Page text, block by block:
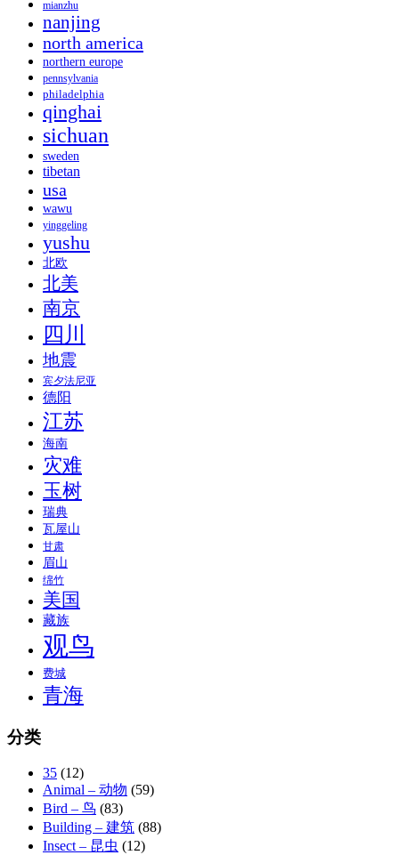
mianzhu
nanjing
north america
northern europe
pennsylvania
philadelphia
qinghai
sichuan
sweden
tibetan
usa
wawu
yinggeling
yushu
北欧
北美
南京
四川
地震
宾夕法尼亚
德阳
江苏
海南
灾难
玉树
瑞典
瓦屋山
甘肃
眉山
绵竹
美国
藏族
观鸟
费城
青海
分类
35 (12)
Animal – 动物 (59)
Bird – 鸟 (83)
Building – 建筑 (88)
Insect – 昆虫 (12)